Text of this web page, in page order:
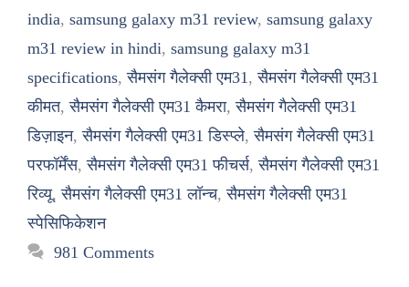
india, samsung galaxy m31 review, samsung galaxy
m31 review in hindi, samsung galaxy m31
specifications,सैमसंग गैलेक्सी एम31 ,सैमसंग गैलेक्सी एम31
कीमत,सैमसंग गैलेक्सी एम31 कैमरा,सैमसंग गैलेक्सी एम31
डिज़ाइन,सैमसंग गैलेक्सी एम31 डिस्प्ले,सैमसंग गैलेक्सी एम31
परफॉर्मेंस,सैमसंग गैलेक्सी एम31 फीचर्स,सैमसंग गैलेक्सी एम31
रिव्यू,सैमसंग गैलेक्सी एम31 लॉन्च,सैमसंग गैलेक्सी एम31
स्पेसिफिकेशन
981 Comments